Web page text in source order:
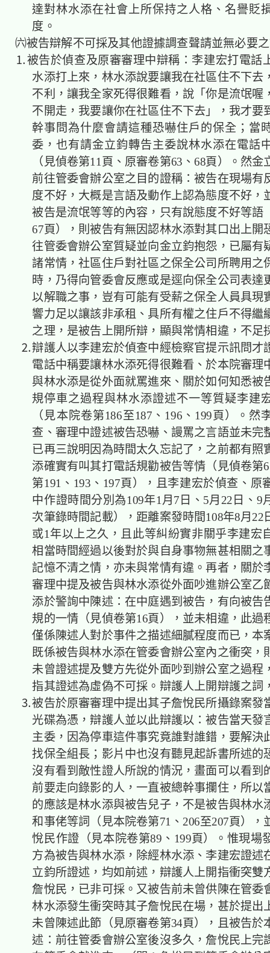
達對林水添在社會上所保持之人格、名譽貶
度。
㈥被告辯解不可採及其他證據調查聲請並無必
⒈被告於偵查及原審審理中辯稱：李建宏打電話
水添打上來，林水添說要讓我在社區住不下去
不利，讓我全家死得很難看，說「你是流氓喔
不開走，我要讓你在社區住不下去」，我才要
幹事問為什麼會請這種恐嚇住戶的保全；當
委，也有請金立鈞轉告主委說林水添在電話
（見偵卷第11頁、原審卷第63、68頁）。然金
前往管委會辦公室之目的證稱：被告在現場有
度不好，大概是言語及動作上認為態度不好，
被告是流氓等等的內容，只有說態度不好等語
67頁），則被告有無因認林水添對其口出上開
往管委會辦公室質疑並向金立鈞抱怨，已屬有
諸常情，社區住戶對社區之保全公司所聘用之
時，乃得向管委會反應或是逕向保全公司表達
以解職之事，豈有可能有受薪之保全人員具現
響力足以讓該非承租、具所有權之住戶不得繼
之理，是被告上開所辯，顯與常情相違，不足
⒉辯護人以李建宏於偵查中經檢察官提示訊問才
電話中稱要讓林水添死得很難看、於本院審理
與林水添是從外面就罵進來、關於如何知悉被
規停車之過程與林水添證述不一等質疑李建
（見本院卷第186至187、196、199頁）。然
查、審理中證述被告恐嚇、謾罵之言語並未完
已再三說明因為時間太久忘記了，之前都有照
添確實有叫其打電話規勸被告等情（見偵卷第
第191、193、197頁），且李建宏於偵查、原
中作證時間分別為109年1月7日、5月22日、9
次筆錄時間記載），距離案發時間108年8月22
或1年以上之久，且此等糾紛實非關乎李建宏
相當時間經過以後對於與自身事物無甚相關之
記憶不清之情，亦未與常情有違。再者，關於
審理中提及被告與林水添從外面吵進辦公室乙
添於警詢中陳述：在中庭遇到被告，有向被告
規的一情（見偵卷第16頁），並未相違，此過
僅係陳述人對於事件之描述細膩程度而已，本
既係被告與林水添在管委會辦公室內之衝突，
未曾證述提及雙方先從外面吵到辦公室之過程
指其證述為虛偽不可採。辯護人上開辯護之詞
⒊被告於原審審理中提出其子詹悅民所攝錄案發
光碟為憑，辯護人並以此辯護以：被告當天發
主委，因為停車這件事究竟誰對誰錯，要解決
找保全組長；影片中也沒有聽見起訴書所述的
沒有看到敵性證人所說的情況，畫面可以看到
前要走向錄影的人，一直被總幹事攔住，所以
的應該是林水添與被告兒子，不是被告與林水
和事佬等詞（見本院卷第71、206至207頁），
悅民作證（見本院卷第89、199頁）。惟現場
方為被告與林水添，除經林水添、李建宏證述
立鈞所證述，均如前述，辯護人上開指衝突雙
詹悅民，已非可採。又被告前未曾供陳在管委
林水添發生衝突時其子詹悅民在場，甚於提出
未曾陳述此節（見原審卷第34頁），且被告於
述：前往管委會辦公室後沒多久，詹悅民上完